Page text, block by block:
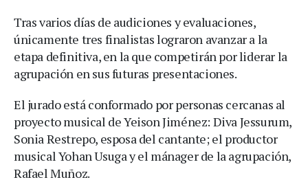
Tras varios días de audiciones y evaluaciones,
únicamente tres finalistas lograron avanzar a la
etapa definitiva, en la que competirán por liderar la
agrupación en sus futuras presentaciones.
El jurado está conformado por personas cercanas al
proyecto musical de Yeison Jiménez: Diva Jessurum,
Sonia Restrepo, esposa del cantante; el productor
musical Yohan Usuga y el mánager de la agrupación,
Rafael Muñoz.